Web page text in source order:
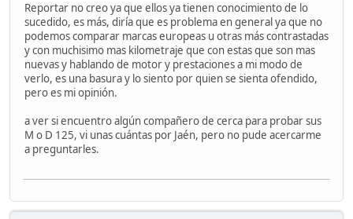
Reportar no creo ya que ellos ya tienen conocimiento de lo
sucedido, es más, diría que es problema en general ya que no
podemos comparar marcas europeas u otras más contrastadas
y con muchisimo mas kilometraje que con estas que son mas
nuevas y hablando de motor y prestaciones a mi modo de
verlo, es una basura y lo siento por quien se sienta ofendido,
pero es mi opinión.
a ver si encuentro algún compañero de cerca para probar sus
M o D 125, vi unas cuántas por Jaén, pero no pude acercarme
a preguntarles.